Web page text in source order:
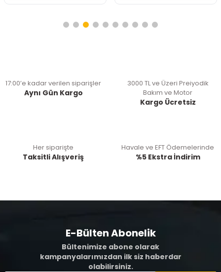
17:00’e kadar verilen siparişler
Aynı Gün Kargo
3000 TL ve Üzeri Preiyodik
Bakım ve Motor
Kargo Ücretsiz
Her siparişte
Taksitli Alışveriş
Havale ve EFT Ödemelerinde
%5 Ekstra İndirim
E-Bülten Abonelik
Bültenimize abone olarak
kampanyalarımızdan ilk siz haberdar
olabilirsiniz.